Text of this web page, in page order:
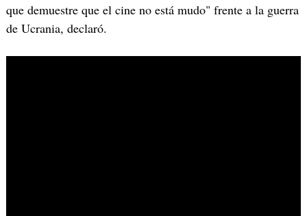
que demuestre que el cine no está mudo" frente a la guerra
de Ucrania, declaró.